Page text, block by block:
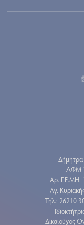
Δήμητρα
ΑΦΜ
Aρ. Γ.Ε.ΜΗ.
Αγ.
Τηλ.: 26210
Δικαιούχος